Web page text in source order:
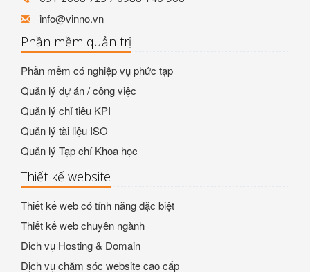
info@vinno.vn
Phần mềm quản trị
Phần mềm có nghiệp vụ phức tạp
Quản lý dự án / công việc
Quản lý chỉ tiêu KPI
Quản lý tài liệu ISO
Quản lý Tạp chí Khoa học
Thiết kế website
Thiết kế web có tính năng đặc biệt
Thiết kế web chuyên ngành
Dich vụ Hosting & Domain
Dịch vụ chăm sóc website cao cấp